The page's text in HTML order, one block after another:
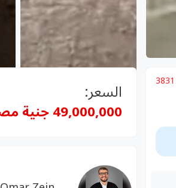
السعر:
49,000,000 جنية مصرى
3831